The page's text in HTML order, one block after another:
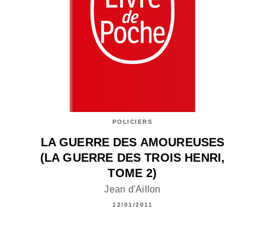
POLICIERS
LA GUERRE DES AMOUREUSES
(LA GUERRE DES TROIS HENRI,
TOME 2)
Jean d'Aillon
12/01/2011